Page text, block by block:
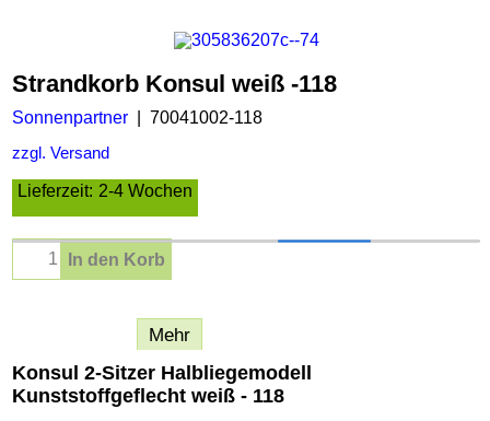
Strandkorb Konsul weiß -118
Sonnenpartner 70041002-118
zzgl. Versand
Lieferzeit: 2-4 Wochen
In den Korb
Mehr
Konsul 2-Sitzer Halbliegemodell
Kunststoffgeflecht weiß - 118